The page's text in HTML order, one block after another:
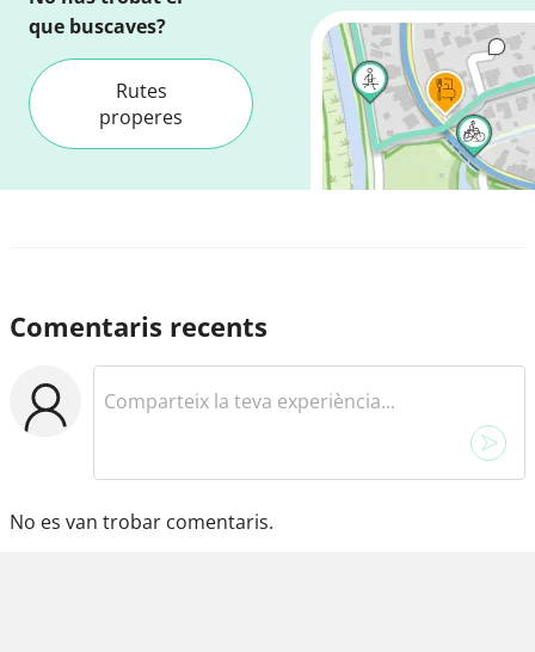
que buscaves?
Rutes
properes
Comentaris recents
No es van trobar comentaris.